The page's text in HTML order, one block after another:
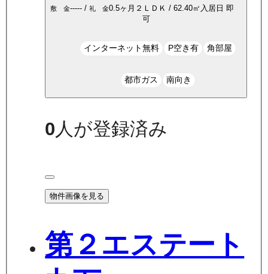
敷 金----- / 礼 金0.5ヶ月 ２ＬＤＫ / 62.40㎡ 入居日 即
可
インターネット無料 P空き有 角部屋
都市ガス 南向き
0 人が登録済み
物件画像を見る
第２エステート